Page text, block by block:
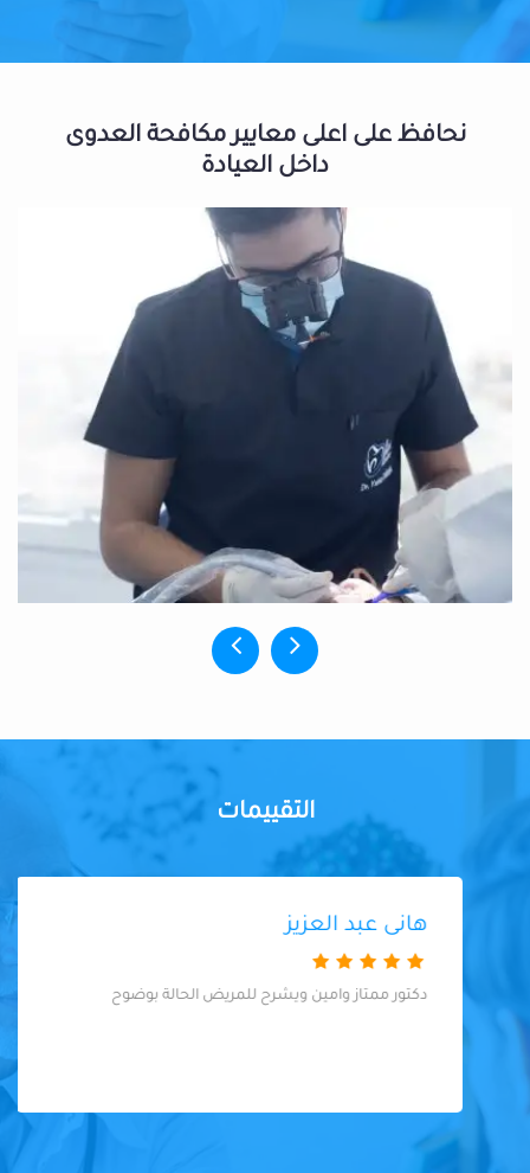
نحافظ على اعلى معايير مكافحة العدوى
داخل العيادة
التقييمات
هانى عبد العزيز
دكتور ممتاز وامين ويشرح للمريض الحالة بوضوح